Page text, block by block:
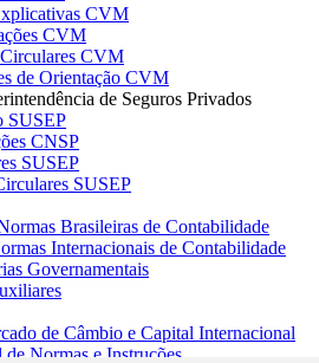
CVM
CVM
CVM
de Orientação CVM
de Seguros Privados
SUSEP
CNSP
SUSEP
SUSEP
Brasileiras de Contabilidade
Internacionais de Contabilidade
Governamentais
de Câmbio e Capital Internacional
Normas e Instruções